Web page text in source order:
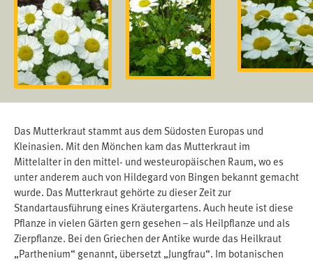
Das Mutterkraut stammt aus dem Südosten Europas und
Kleinasien. Mit den Mönchen kam das Mutterkraut im
Mittelalter in den mittel- und westeuropäischen Raum, wo es
unter anderem auch von Hildegard von Bingen bekannt gemacht
wurde. Das Mutterkraut gehörte zu dieser Zeit zur
Standartausführung eines Kräutergartens. Auch heute ist diese
Pflanze in vielen Gärten gern gesehen – als Heilpflanze und als
Zierpflanze. Bei den Griechen der Antike wurde das Heilkraut
„Parthenium“ genannt, übersetzt „Jungfrau“. Im botanischen